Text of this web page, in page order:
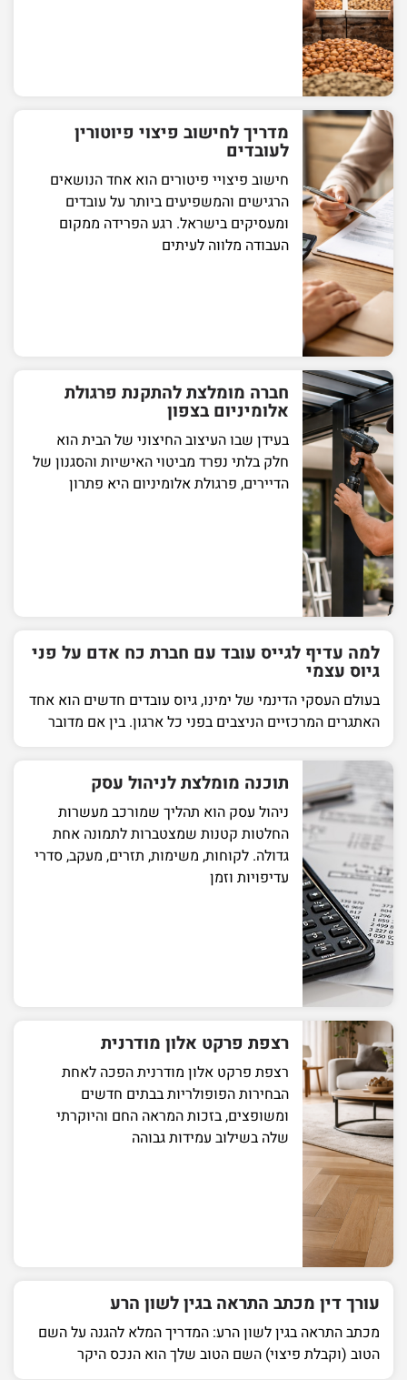
מדריך לחישוב פיצוי פיוטורין
לעובדים
חישוב פיצויי פיטורים הוא אחד הנושאים
הרגישים והמשפיעים ביותר על עובדים
ומעסיקים בישראל. רגע הפרידה ממקום
העבודה מלווה לעיתים
חברה מומלצת להתקנת פרגולת
אלומיניום בצפון
בעידן שבו העיצוב החיצוני של הבית הוא
חלק בלתי נפרד מביטוי האישיות והסגנון של
הדיירים, פרגולת אלומיניום היא פתרון
למה עדיף לגייס עובד עם חברת כח אדם על פני
גיוס עצמי
בעולם העסקי הדינמי של ימינו, גיוס עובדים חדשים הוא אחד
האתגרים המרכזיים הניצבים בפני כל ארגון. בין אם מדובר
תוכנה מומלצת לניהול עסק
ניהול עסק הוא תהליך שמורכב מעשרות
החלטות קטנות שמצטברות לתמונה אחת
גדולה. לקוחות, משימות, תזרים, מעקב, סדרי
עדיפויות וזמן
רצפת פרקט אלון מודרנית
רצפת פרקט אלון מודרנית הפכה לאחת
הבחירות הפופולריות בבתים חדשים
ומשופצים, בזכות המראה החם והיוקרתי
שלה בשילוב עמידות גבוהה
עורך דין מכתב התראה בגין לשון הרע
מכתב התראה בגין לשון הרע: המדריך המלא להגנה על השם
הטוב (וקבלת פיצוי) השם הטוב שלך הוא הנכס היקר